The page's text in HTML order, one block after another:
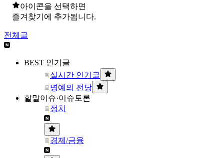
아이콘을 선택하면
즐겨찾기에 추가됩니다.
전체글
BEST 인기글
실시간 인기글
명예의 전당
할말이슈·이슈토론
정치
경제/금융